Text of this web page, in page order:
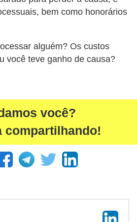
bem como honorários
alguém? Os custos
você teve ganho de causa?
você?
compartilhando!